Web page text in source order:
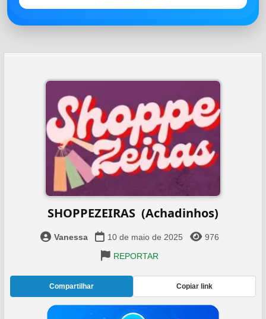
SHOPPEZEIRAS ️ (Achadinhos)
Vanessa 10 de maio de 2025
976
REPORTAR
Compartilhar Copiar link